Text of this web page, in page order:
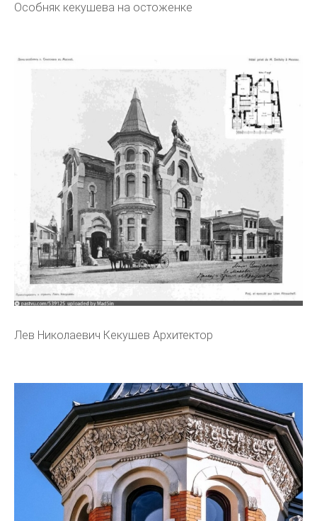
Особняк кекушева на остоженке
Лев Николаевич Кекушев Архитектор